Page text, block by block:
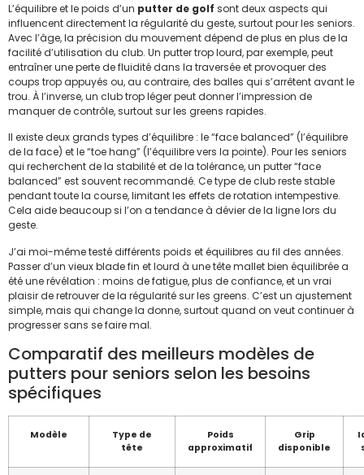
L’équilibre et le poids d’un putter de golf sont deux aspects qui
influencent directement la régularité du geste, surtout pour les seniors.
Avec l’âge, la précision du mouvement dépend de plus en plus de la
facilité d’utilisation du club. Un putter trop lourd, par exemple, peut
entraîner une perte de fluidité dans la traversée et provoquer des
coups trop appuyés ou, au contraire, des balles qui s’arrêtent avant le
trou. À l’inverse, un club trop léger peut donner l’impression de
manquer de contrôle, surtout sur les greens rapides.
Il existe deux grands types d’équilibre : le “face balanced” (l’équilibre
de la face) et le “toe hang” (l’équilibre vers la pointe). Pour les seniors
qui recherchent de la stabilité et de la tolérance, un putter “face
balanced” est souvent recommandé. Ce type de club reste stable
pendant toute la course, limitant les effets de rotation intempestive.
Cela aide beaucoup si l’on a tendance à dévier de la ligne lors du
geste.
J’ai moi-même testé différents poids et équilibres au fil des années.
Passer d’un vieux blade fin et lourd à une tête mallet bien équilibrée a
été une révélation : moins de fatigue, plus de confiance, et un vrai
plaisir de retrouver de la régularité sur les greens. C’est un ajustement
simple, mais qui change la donne, surtout quand on veut continuer à
progresser sans se faire mal.
Comparatif des meilleurs modèles de
putters pour seniors selon les besoins
spécifiques
Modèle
Type de
tête
Poids
approximatif
Grip
disponible